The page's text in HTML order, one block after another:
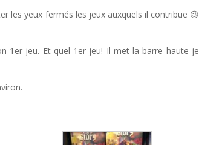
les yeux fermés les jeux auxquels il contribue 😉
1er jeu. Et quel 1er jeu! Il met la barre haute je